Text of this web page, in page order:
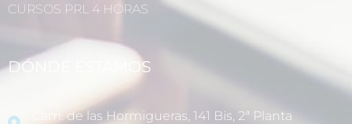
CURSOS PRL 4 HORAS
DÓNDE ESTAMOS
Cam. de las Hormigueras, 141 Bis, 2ª Planta